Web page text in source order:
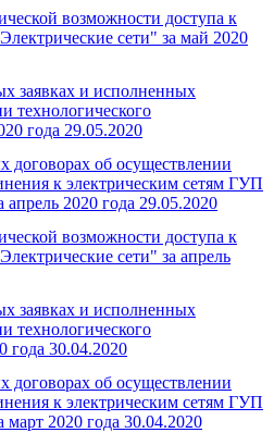
возможности доступа к
сети" за май 2020
заявках и исполненных
технологического
года 29.05.2020
об осуществлении
к электрическим сетям ГУП
2020 года 29.05.2020
возможности доступа к
сети" за апрель
заявках и исполненных
технологического
года 30.04.2020
об осуществлении
к электрическим сетям ГУП
март 2020 года 30.04.2020